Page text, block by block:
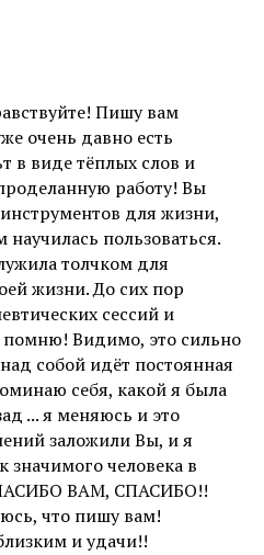
Пишу вам
очень давно есть
в виде тёплых слов и
работу! Вы
для жизни,
пользоваться.
толчком для
жизни. До сих пор
сессий и
помню! Видимо, это сильно
собой идёт постоянная
себя, какой я была
... я меняюсь и это
заложили Вы, и я
значимого человека в
ВАМ, СПАСИБО!!
что пишу вам!
и удачи!!